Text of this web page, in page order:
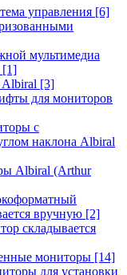
управления [6]
мультимедиа
[1]
[3]
для мониторов
с
наклона Albiral
Albiral (Arthur
вручную [2]
складывается
мониторы [14]
для установки